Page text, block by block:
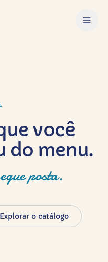
você
do menu.
posta.
Explorar o catálogo